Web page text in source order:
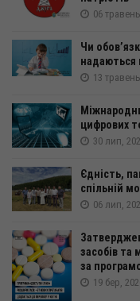
06
Чи
13
цифрових
30 лип,
Єдність,
спільній
06 лип,
засобів та
за
19 бер,